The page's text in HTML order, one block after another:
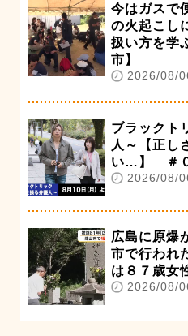
今はガスで
の火起こし
扱い方を学
市】
2026/08/
ブラックト
人～【正し
い…】 ＃
2026/08/
広島に原爆
市で行われ
は８７歳女
2026/08/